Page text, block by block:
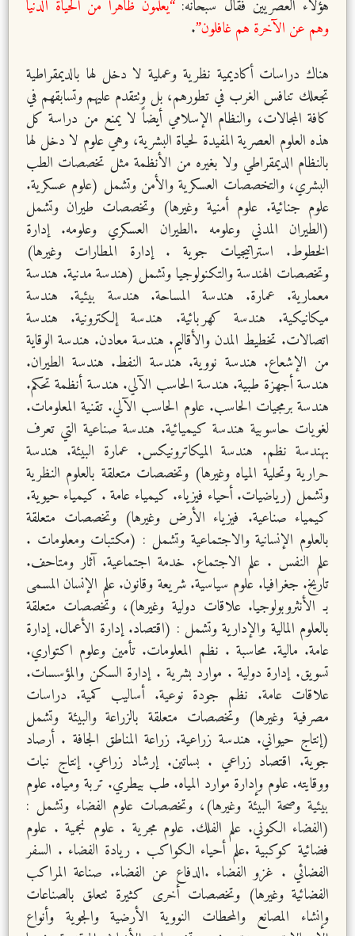
هؤلاء العصريين فقال سبحانه:“يعلمون ظاهراً من الحياة الدنيا
وهم عن الآخرة هم غافلون”.
هناك دراسات أكاديمية نظرية وعملية لا دخل لها بالديمقراطية
تجعلك تنافس الغرب في تطورهم، بل وتتقدم عليهم وتسابقهم في
كافة المجالات، والنظام الإسلامي أيضاً لا يمنع من دراسة كل
هذه العلوم العصرية المفيدة لحياة البشرية، وهي علوم لا دخل لها
بالنظام الديمقراطي ولا بغيره من الأنظمة مثل تخصصات الطب
البشري، والتخصصات العسكرية والأمن وتشمل (علوم عسكرية.
علوم جنائية. علوم أمنية وغيرها) وتخصصات طيران وتشمل
(الطيران المدني وعلومه .الطيران العسكري وعلومه. إدارة
الخطوط. استراتيجيات جوية . إدارة المطارات وغيرها)
وتخصصات الهندسة والتكنولوجيا وتشمل (هندسة مدنية. هندسة
معمارية. عمارة. هندسة المساحة. هندسة بيئية. هندسة
ميكانيكية. هندسة كهربائية. هندسة إلكترونية. هندسة
اتصالات. تخطيط المدن والأقاليم. هندسة معادن. هندسة الوقاية
من الإشعاع. هندسة نووية. هندسة النفط. هندسة الطيران.
هندسة أجهزة طبية. هندسة الحاسب الآلي. هندسة أنظمة تحكم.
هندسة برمجيات الحاسب. علوم الحاسب الآلي. تقنية المعلومات.
لغويات حاسوبية هندسة كيميائية. هندسة صناعية التي تعرف
بهندسة نظم. هندسة الميكاترونيكس. عمارة البيئة. هندسة
حرارية وتحلية المياه وغيرها) وتخصصات متعلقة بالعلوم النظرية
وتشمل (رياضيات. أحياء فيزياء. كيمياء عامة . كيمياء حيوية.
كيمياء صناعية. فيزياء الأرض وغيرها) وتخصصات متعلقة
بالعلوم الإنسانية والاجتماعية وتشمل : (مكتبات ومعلومات .
علم النفس . علم الاجتماع. خدمة اجتماعية. آثار ومتاحف.
تاريخ. جغرافيا. علوم سياسية. شريعة وقانون. علم الإنسان المسمى
بـ الأنثروبولوجيا. علاقات دولية وغيرها)، وتخصصات متعلقة
بالعلوم المالية والإدارية وتشمل : (اقتصاد. إدارة الأعمال. إدارة
عامة. مالية. محاسبة . نظم المعلومات. تأمين وعلوم اكتواري.
تسويق. إدارة دولية . موارد بشرية . إدارة السكن والمؤسسات.
علاقات عامة. نظم جودة نوعية. أساليب كمية. دراسات
مصرفية وغيرها) وتخصصات متعلقة بالزراعة والبيئة وتشمل
(إنتاج حيواني. هندسة زراعية. زراعة المناطق الجافة . أرصاد
جوية. اقتصاد زراعي . بساتين. إرشاد زراعي. إنتاج نبات
ووقايته. علوم وإدارة موارد المياه. طب بيطري. تربة ومياه. علوم
بيئية وصحة البيئة وغيرها)، وتخصصات علوم الفضاء وتشمل :
(الفضاء الكوني. علم الفلك. علوم مجرية . علوم نجمية . علوم
فضائية كوكبية .علم أحياء الكواكب . ريادة الفضاء . السفر
الفضائي . غزو الفضاء .الدفاع عن الفضاء. صناعة المراكب
الفضائية وغيرها) وتخصصات أخرى كثيرة تتعلق بالصناعات
وإنشاء المصانع والمحطات النووية الأرضية والجوية وأنواع